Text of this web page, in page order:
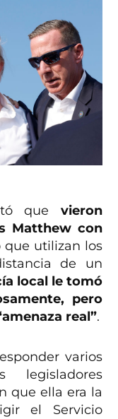
que vieron
Matthew con
que utilizan los
de un
local le tomó
pero
real”.
varios
legisladores
que ella era la
el Servicio